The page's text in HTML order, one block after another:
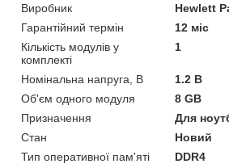
Виробник
Hewlett
Гарантійний термін
12 міс
Кількість модулів у
комплекті
1
Номінальна напруга, В
1.2 В
Об'єм одного модуля
8 GB
Призначення
Для
Стан
Новий
Тип оперативної пам'яті
DDR4